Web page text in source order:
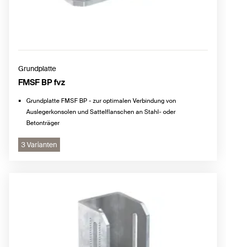
Grundplatte
FMSF BP fvz
Grundplatte FMSF BP - zur optimalen Verbindung von
Auslegerkonsolen und Sattelflanschen an Stahl- oder
Betonträger
3 Varianten